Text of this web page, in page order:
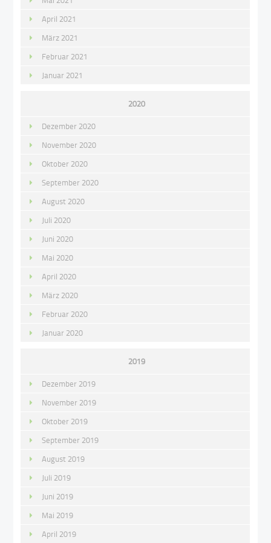
April 2021
März 2021
Februar 2021
Januar 2021
2020
Dezember 2020
November 2020
Oktober 2020
September 2020
August 2020
Juli 2020
Juni 2020
Mai 2020
April 2020
März 2020
Februar 2020
Januar 2020
2019
Dezember 2019
November 2019
Oktober 2019
September 2019
August 2019
Juli 2019
Juni 2019
Mai 2019
April 2019